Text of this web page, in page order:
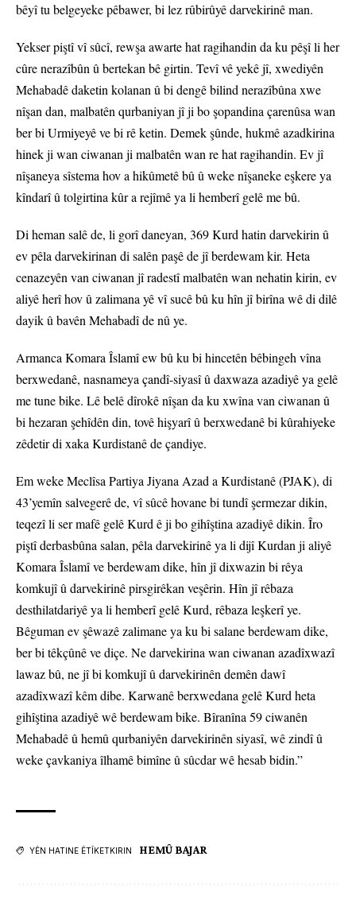
bêyî tu belgeyeke pêbawer, bi lez rûbirûyê darvekirinê man.
Yekser piştî vî sûcî, rewşa awarte hat ragihandin da ku pêşî li her
cûre nerazîbûn û bertekan bê girtin. Tevî vê yekê jî, xwediyên
Mehabadê daketin kolanan û bi dengê bilind nerazîbûna xwe
nîşan dan, malbatên qurbaniyan jî ji bo şopandina çarenûsa wan
ber bi Urmiyeyê ve bi rê ketin. Demek şûnde, hukmê azadkirina
hinek ji wan ciwanan ji malbatên wan re hat ragihandin. Ev jî
nîşaneya sîstema hov a hikûmetê bû û weke nîşaneke eşkere ya
kîndarî û tolgirtina kûr a rejîmê ya li hemberî gelê me bû.
Di heman salê de, li gorî daneyan, 369 Kurd hatin darvekirin û
ev pêla darvekirinan di salên paşê de jî berdewam kir. Heta
cenazeyên van ciwanan jî radestî malbatên wan nehatin kirin, ev
aliyê herî hov û zalimana yê vî sucê bû ku hîn jî birîna wê di dilê
dayik û bavên Mehabadî de nû ye.
Armanca Komara Îslamî ew bû ku bi hincetên bêbingeh vîna
berxwedanê, nasnameya çandî-siyasî û daxwaza azadiyê ya gelê
me tune bike. Lê belê dîrokê nîşan da ku xwîna van ciwanan û
bi hezaran şehîdên din, tovê hişyarî û berxwedanê bi kûrahiyeke
zêdetir di xaka Kurdistanê de çandiye.
Em weke Meclîsa Partiya Jiyana Azad a Kurdistanê (PJAK), di
43’yemîn salvegerê de, vî sûcê hovane bi tundî şermezar dikin,
teqezî li ser mafê gelê Kurd ê ji bo gihîştina azadiyê dikin. Îro
piştî derbasbûna salan, pêla darvekirinê ya li dijî Kurdan ji aliyê
Komara Îslamî ve berdewam dike, hîn jî dixwazin bi rêya
komkujî û darvekirinê pirsgirêkan veşêrin. Hîn jî rêbaza
desthilatdariyê ya li hemberî gelê Kurd, rêbaza leşkerî ye.
Bêguman ev şêwazê zalimane ya ku bi salane berdewam dike,
ber bi têkçûnê ve diçe. Ne darvekirina wan ciwanan azadîxwazî
lawaz bû, ne jî bi komkujî û darvekirinên demên dawî
azadîxwazî kêm dibe. Karwanê berxwedana gelê Kurd heta
gihîştina azadiyê wê berdewam bike. Bîranîna 59 ciwanên
Mehabadê û hemû qurbaniyên darvekirinên siyasî, wê zindî û
weke çavkaniya îlhamê bimîne û sûcdar wê hesab bidin.”
YÊN HATINE ÊTÎKETKIRIN HEMÛ BAJAR